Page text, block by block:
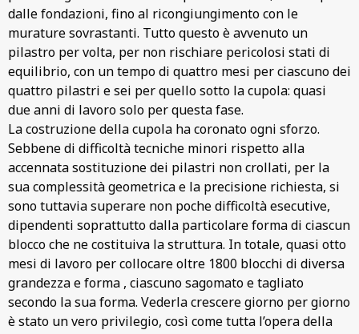
dalle fondazioni, fino al ricongiungimento con le
murature sovrastanti. Tutto questo è avvenuto un
pilastro per volta, per non rischiare pericolosi stati di
equilibrio, con un tempo di quattro mesi per ciascuno dei
quattro pilastri e sei per quello sotto la cupola: quasi
due anni di lavoro solo per questa fase.
La costruzione della cupola ha coronato ogni sforzo.
Sebbene di difficoltà tecniche minori rispetto alla
accennata sostituzione dei pilastri non crollati, per la
sua complessità geometrica e la precisione richiesta, si
sono tuttavia superare non poche difficoltà esecutive,
dipendenti soprattutto dalla particolare forma di ciascun
blocco che ne costituiva la struttura. In totale, quasi otto
mesi di lavoro per collocare oltre 1800 blocchi di diversa
grandezza e forma , ciascuno sagomato e tagliato
secondo la sua forma. Vederla crescere giorno per giorno
è stato un vero privilegio, così come tutta l’opera della